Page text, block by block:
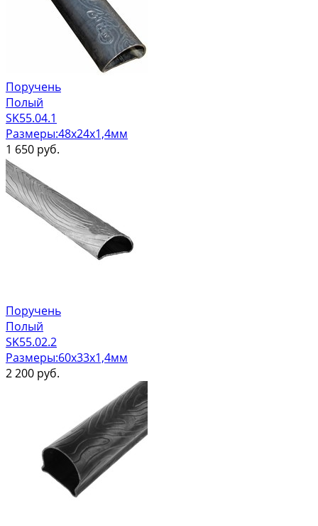
Поручень
Полый
SK55.04.1
Размеры:48х24х1,4мм
1 650 руб.
Поручень
Полый
SK55.02.2
Размеры:60х33х1,4мм
2 200 руб.